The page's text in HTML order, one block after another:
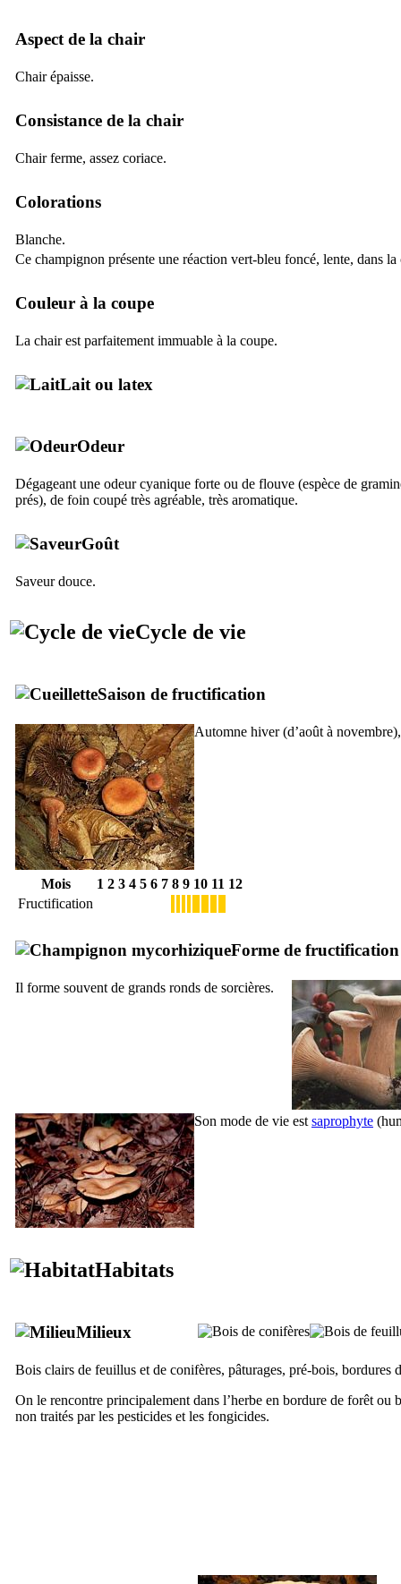
Aspect de la chair
Chair épaisse.
Consistance de la chair
Chair ferme, assez coriace.
Colorations
Blanche.
Ce champignon présente une réaction vert-bleu foncé, lente, dans la
Couleur à la coupe
La chair est parfaitement immuable à la coupe.
Lait ou latex
Odeur
Dégageant une odeur cyanique forte ou de flouve (espèce de
prés), de foin coupé très agréable, très aromatique.
Goût
Saveur douce.
Cycle de vie
Saison de fructification
Automne hiver (d’août à
Mois 1 2 3 4 5 6 7 8 9 10 11 12
Fructification
Forme de fructification
Il forme souvent de grands ronds de sorcières.
Son mode de vie est saprophyte
Habitats
Milieux
Bois clairs de feuillus et de conifères, pâturages, pré-bois, bordures
On le rencontre principalement dans l’herbe en bordure de forêt ou
non traités par les pesticides et les fongicides.